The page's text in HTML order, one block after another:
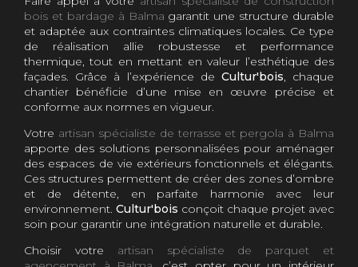
bois et bardage à Balma garantit une structure durable
et adaptée aux contraintes climatiques locales. Ce type
de réalisation allie robustesse et performance
thermique, tout en mettant en valeur l’esthétique des
façades. Grâce à l’expérience de Cultur'bois, chaque
chantier bénéficie d’une mise en œuvre précise et
conforme aux normes en vigueur.
Votre artisan spécialiste de terrasse et pergola à Balma
apporte des solutions personnalisées pour aménager
des espaces de vie extérieurs fonctionnels et élégants.
Ces structures permettent de créer des zones d’ombre
et de détente, en parfaite harmonie avec leur
environnement. Cultur'bois conçoit chaque projet avec
soin pour garantir une intégration naturelle et durable.
Choisir votre artisan spécialiste de parquet et